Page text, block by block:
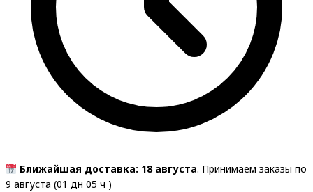
Ближайшая доставка: 18 августа. Принимаем заказы по
9 августа (01 дн 05 ч )